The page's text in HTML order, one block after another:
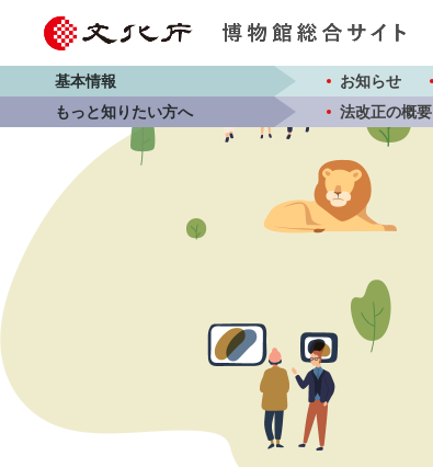
基本情報 お知らせ
もっと知りたい方へ
法改正の概要